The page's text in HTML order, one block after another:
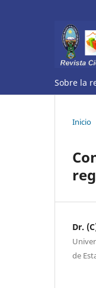
Sobre la
Inicio
Dr.
de